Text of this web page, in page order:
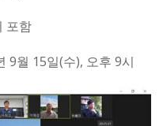
포함
9월 15일(수), 오후 9시